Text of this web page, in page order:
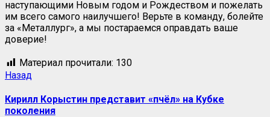
наступающими Новым годом и Рождеством и пожелать
им всего самого наилучшего! Верьте в команду, болейте
за «Металлург», а мы постараемся оправдать ваше
доверие!
Материал прочитали: 130
Назад
Кирилл Корыстин представит «пчёл» на Кубке
поколения